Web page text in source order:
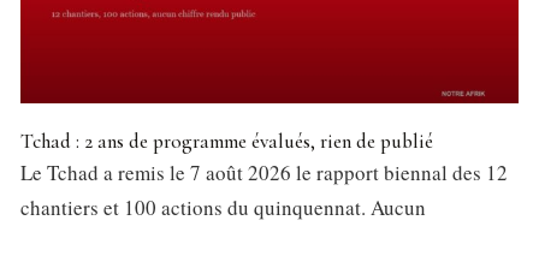
Tchad : 2 ans de programme évalués, rien de publié
Le Tchad a remis le 7 août 2026 le rapport biennal des 12
chantiers et 100 actions du quinquennat. Aucun